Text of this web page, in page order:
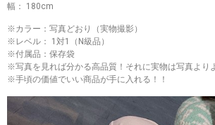
幅： 180cm
※カラー：写真どおり（実物撮影）
※レベル： 1対1（N級品）
※付属品：保存袋
※写真を見れば分かる高品質！それに実物は写真より
※手頃の価値でいい商品が手に入れる！！